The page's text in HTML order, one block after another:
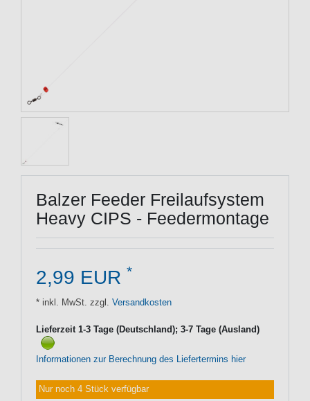
Balzer Feeder Freilaufsystem
Heavy CIPS - Feedermontage
2,99 EUR *
* inkl. MwSt. zzgl. Versandkosten
Lieferzeit 1-3 Tage (Deutschland); 3-7 Tage (Ausland)
Informationen zur Berechnung des Liefertermins hier
Nur noch 4 Stück verfügbar